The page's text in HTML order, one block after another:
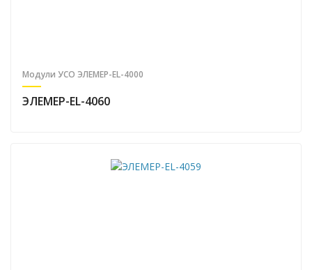
Модули УСО ЭЛЕМЕР-EL-4000
ЭЛЕМЕР-EL-4060